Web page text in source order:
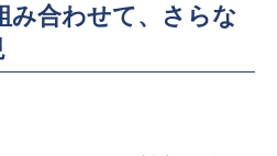
み合わせて、さらな